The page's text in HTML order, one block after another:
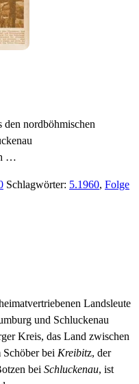
nordböhmischen
…
Schlagwörter: 5.1960, Folge
Landsleute
und Schluckenau
Kreis, das Land zwischen
Schöber bei Kreibitz, der
bei Schluckenau, ist